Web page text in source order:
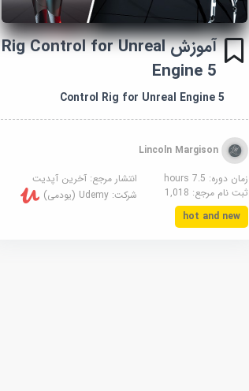
آموزش Rig Control for Unreal
Engine 5
Control Rig for Unreal Engine 5
Lincoln Margison
زمان دوره: 7.5 hours
انتشار مرجع: آخرین آپدیت
ثبت نام مرجع: 1,018 شرکت: Udemy (یودمی)
hot and new